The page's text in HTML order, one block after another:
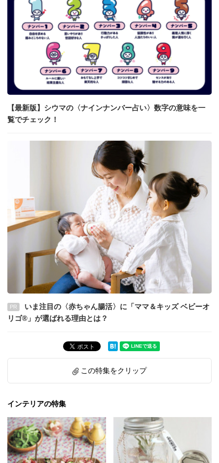
【最新版】シウマの〈ナインナンバー占い〉数字の意味を一
覧でチェック！
PR
いま注目の〈赤ちゃん腸活〉に「ママ＆キッズ ベビーオ
リゴ®」が選ばれる理由とは？
この特集をクリップ
インテリアの特集